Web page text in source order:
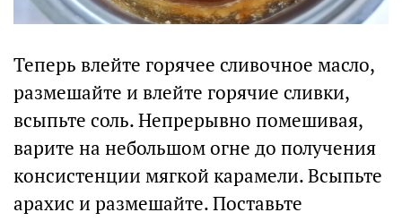
Теперь влейте горячее сливочное масло,
размешайте и влейте горячие сливки,
всыпьте соль. Непрерывно помешивая,
варите на небольшом огне до получения
консистенции мягкой карамели. Всыпьте
арахис и размешайте. Поставьте